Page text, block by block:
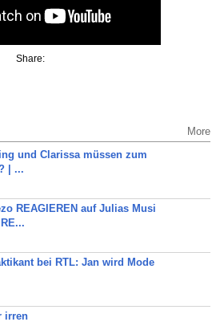
Share:
More
und Clarissa müssen zum
| ...
REAGIEREN auf Julias Musi
bei RTL: Jan wird Mode
irren